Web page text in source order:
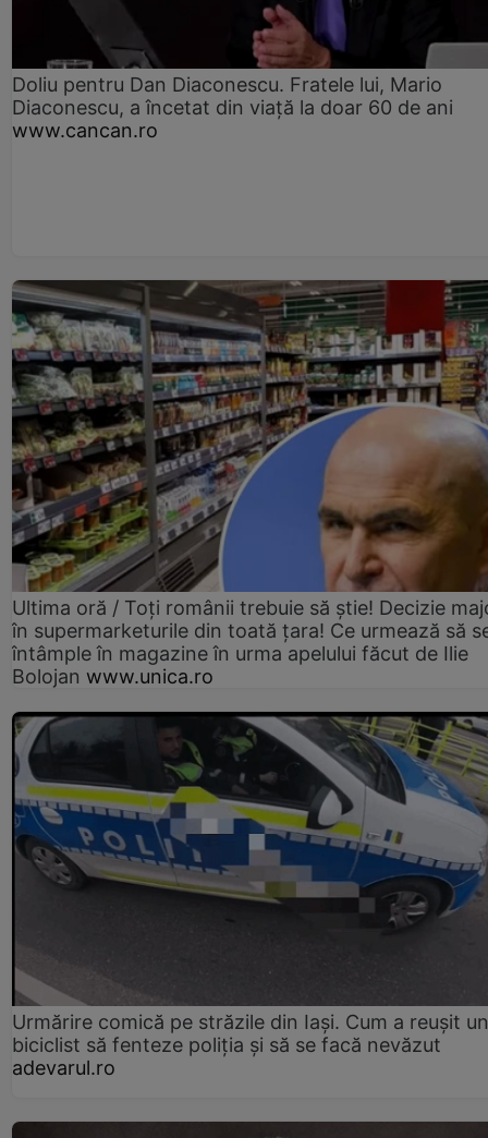
Doliu pentru Dan Diaconescu. Fratele lui, Mario
Diaconescu, a încetat din viață la doar 60 de ani
www.cancan.ro
Ultima oră / Toți românii trebuie să știe! Decizie
în supermarketurile din toată țara! Ce urmează să
întâmple în magazine în urma apelului făcut de Ilie
Bolojan www.unica.ro
Urmărire comică pe străzile din Iași. Cum a reușit un
biciclist să fenteze poliția și să se facă nevăzut
adevarul.ro